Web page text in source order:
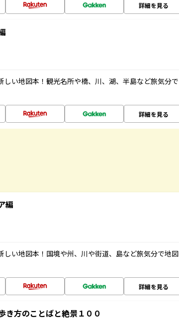
詳細を見る
しい地図本！観光名所や橋、川、湖、半島など旅気分で
詳細を見る
編
しい地図本！国境や州、川や街道、島など旅気分で地図
詳細を見る
き方のことばと絶景１００